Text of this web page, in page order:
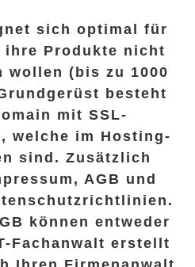
sich optimal für
ihre Produkte nicht
(bis zu 1000
besteht
mit SSL-
welche im Hosting-
sind. Zusätzlich
AGB und
können entweder
Fachanwalt erstellt